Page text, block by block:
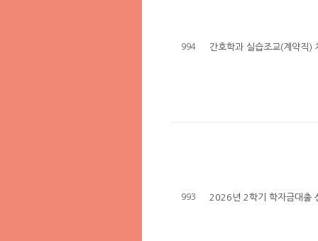
994 간호학과 실습조교(계약직)
993 2026년 2학기 학자금대출